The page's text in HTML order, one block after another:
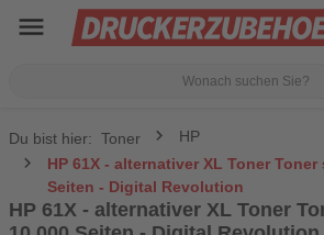
menu
Du bist hier: Toner
HP
HP 61X - alternativer XL Toner Toner
Seiten - Digital Revolution
HP 61X - alternativer XL Toner